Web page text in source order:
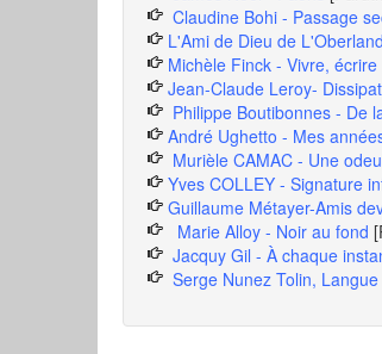
Claudine Bohi - Passage
L'Ami de Dieu de
Michèle Finck - Vivre,
Jean-Claude Leroy-
Philippe Boutibonnes - De
André Ughetto - Mes
Murièle CAMAC - Une
Yves COLLEY - Signature
Guillaume Métayer-Amis
Marie Alloy - Noir au fond
Jacquy Gil - À chaque
Serge Nunez Tolin,